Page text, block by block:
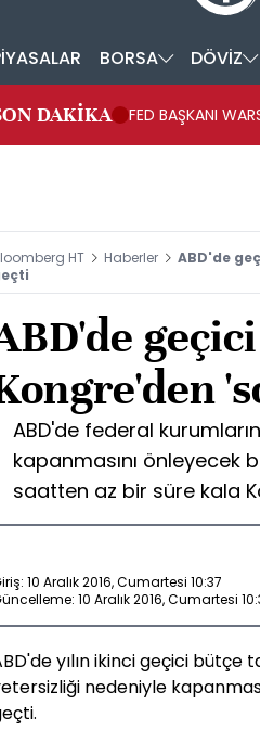
BORSA DÖVİZ
DAKİKA FED BAŞKANI
HT Haberler
ABD'de
ABD'de federal
kapanmasını önleyecek
saatten az bir süre kala
10 Aralık 2016, Cumartesi 10:37
10 Aralık 2016, Cumartesi
yılın ikinci geçici bütçe
nedeniyle